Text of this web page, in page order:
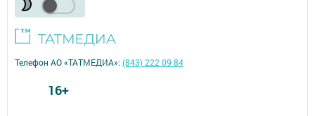
Телефон АО «ТАТМЕДИА»:(843) 222 09 84
16+